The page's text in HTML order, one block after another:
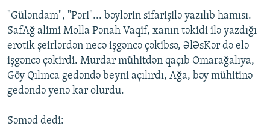
"Güləndam", "Pəri"... bəylərin sifarişilə yazılıb hamısı.
SafAğ alimi Molla Pənah Vaqif, xanın təkidi ilə yazdığı
erotik şeirlərdən necə işgəncə çəkibsə, ƏlƏsKər də elə
işgəncə çəkirdi. Murdar mühitdən qaçıb Omarağalıya,
Göy Qılınca gedəndə beyni açılırdı, Ağa, bəy mühitinə
gedəndə yenə kar olurdu.
Səməd dedi: